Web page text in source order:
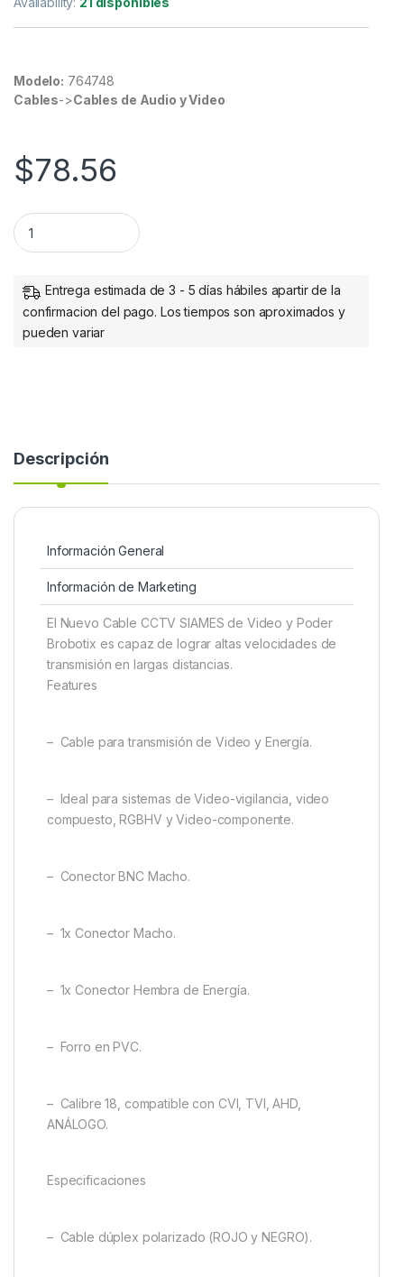
Modelo: 764748
Cables->Cables de Audio y Video
$78.56
CABLE CCTV VIDEO Y PODER 10MTS BOLSA ECOLOGICA
Entrega estimada de 3 - 5 días hábiles apartir de la
confirmacion del pago. Los tiempos son aproximados y
pueden variar
Descripción
Información General
Información de Marketing
El Nuevo Cable CCTV SIAMES de Video y Poder
Brobotix es capaz de lograr altas velocidades de
transmisión en largas distancias.
Features
– Cable para transmisión de Video y Energía.
– Ideal para sistemas de Video-vigilancia, video
compuesto, RGBHV y Video-componente.
– Conector BNC Macho.
– 1x Conector Macho.
– 1x Conector Hembra de Energía.
– Forro en PVC.
– Calibre 18, compatible con CVI, TVI, AHD,
ANÁLOGO.
Especificaciones
– Cable dúplex polarizado (ROJO y NEGRO).